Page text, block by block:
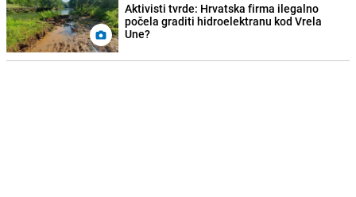
Aktivisti tvrde: Hrvatska firma ilegalno
počela graditi hidroelektranu kod Vrela
Une?